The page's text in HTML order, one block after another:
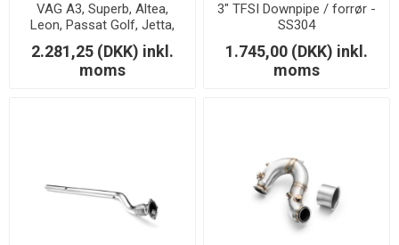
VAG A3, Superb, Altea,
Leon, Passat Golf, Jetta,
Octavia 1.9/2.0 TDi -
Downpipe
2.281,25 (DKK) inkl.
moms
3" TFSI Downpipe / forrør -
SS304
1.745,00 (DKK) inkl.
moms